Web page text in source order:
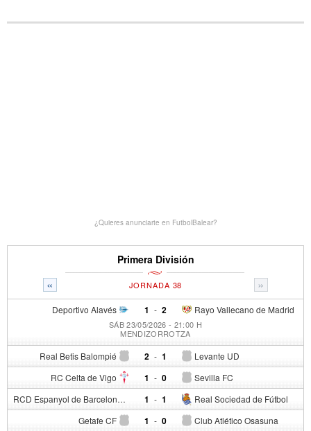
¿Quieres anunciarte en FutbolBalear?
Primera División
« »
JORNADA 38
Deportivo Alavés 1 - Rayo Vallecano de Madrid
2
SÁB 23/05/2026 - 21:00 H
MENDIZORROTZA
Real Betis Balompié 2 - Levante UD
1
RC Celta de Vigo 1 - Sevilla FC
0
RCD Espanyol de Barcelona 1 - Real Sociedad de Fútbol
1
Getafe CF 1 - Club Atlético Osasuna
0